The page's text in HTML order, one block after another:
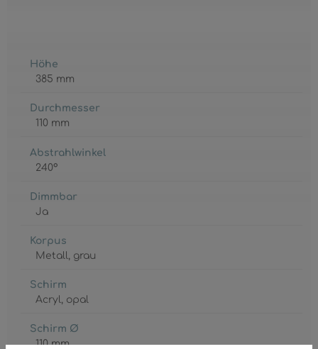
Höhe
385 mm
Durchmesser
110 mm
Abstrahlwinkel
240°
Dimmbar
Ja
Korpus
Metall, grau
Schirm
Acryl, opal
Schirm Ø
110 mm